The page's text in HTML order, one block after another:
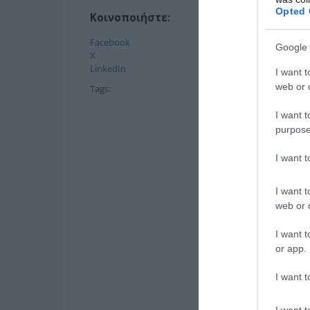
Opted
Google
I want
web or
I want
I want
I want
web or
I want
or app.
I want
Κοινοποιήστε:
Facebook
X
LinkedIn
Tags: